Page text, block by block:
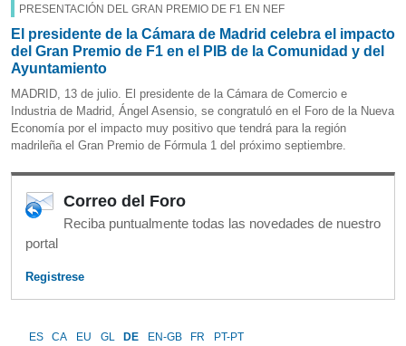
PRESENTACIÓN DEL GRAN PREMIO DE F1 EN NEF
El presidente de la Cámara de Madrid celebra el impacto
del Gran Premio de F1 en el PIB de la Comunidad y del
Ayuntamiento
MADRID, 13 de julio. El presidente de la Cámara de Comercio e
Industria de Madrid, Ángel Asensio, se congratuló en el Foro de la Nueva
Economía por el impacto muy positivo que tendrá para la región
madrileña el Gran Premio de Fórmula 1 del próximo septiembre.
Correo del Foro
Reciba puntualmente todas las novedades de nuestro
portal
Registrese
ES CA EU GL DE EN-GB FR PT-PT